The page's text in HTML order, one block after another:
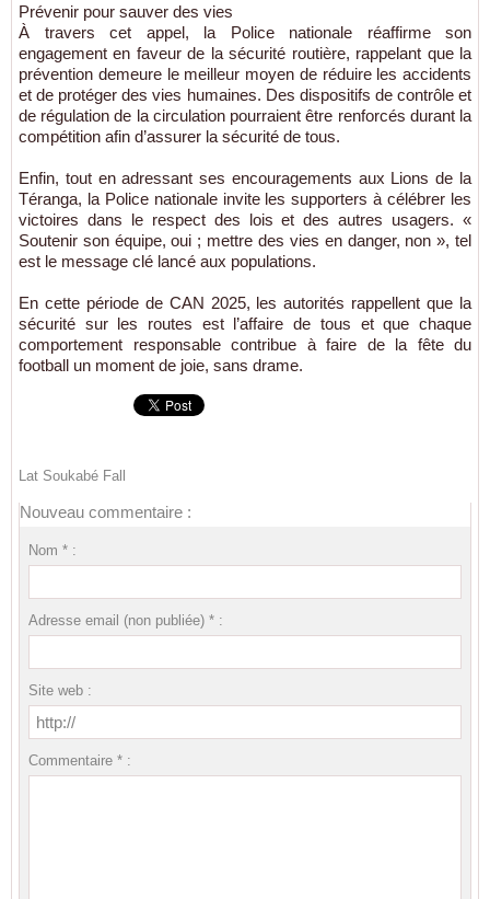
Prévenir pour sauver des vies
À travers cet appel, la Police nationale réaffirme son
engagement en faveur de la sécurité routière, rappelant que la
prévention demeure le meilleur moyen de réduire les accidents
et de protéger des vies humaines. Des dispositifs de contrôle et
de régulation de la circulation pourraient être renforcés durant la
compétition afin d’assurer la sécurité de tous.
Enfin, tout en adressant ses encouragements aux Lions de la
Téranga, la Police nationale invite les supporters à célébrer les
victoires dans le respect des lois et des autres usagers. «
Soutenir son équipe, oui ; mettre des vies en danger, non », tel
est le message clé lancé aux populations.
En cette période de CAN 2025, les autorités rappellent que la
sécurité sur les routes est l’affaire de tous et que chaque
comportement responsable contribue à faire de la fête du
football un moment de joie, sans drame.
Lat Soukabé Fall
Nouveau commentaire :
Nom * :
Adresse email (non publiée) * :
Site web :
Commentaire * :